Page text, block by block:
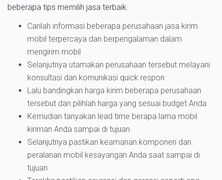
beberapa tips memilih jasa terbaik.
Carilah informasi beberapa perusahaan jasa kirim
mobil terpercaya dan berpengalaman dalam
mengirim mobil
Selanjutnya utamakan perusahaan tersebut melayani
konsultasi dan komunikasi quick respon
Lalu bandingkan harga kirim beberapa perusahaan
tersebut dan pilihlah harga yang sesuai budget Anda
Kemudian tanyakan lead time berapa lama mobil
kiriman Anda sampai di tujuan
Selanjutnya pastikan keamanan komponen dan
peralanan mobil kesayangan Anda saat sampai di
tujuan